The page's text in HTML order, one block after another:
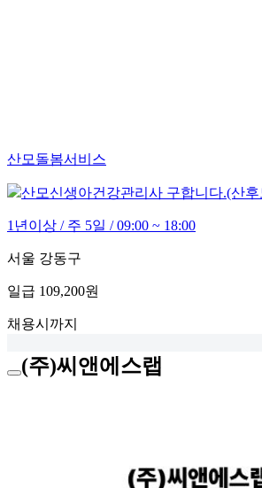
산모돌봄서비스
산모신생아건강관리사 구합니다.(산
1년이상 / 주 5일 / 09:00 ~ 18:00
서울 강동구
일급 109,200원
채용시까지
(주)씨앤에스랩